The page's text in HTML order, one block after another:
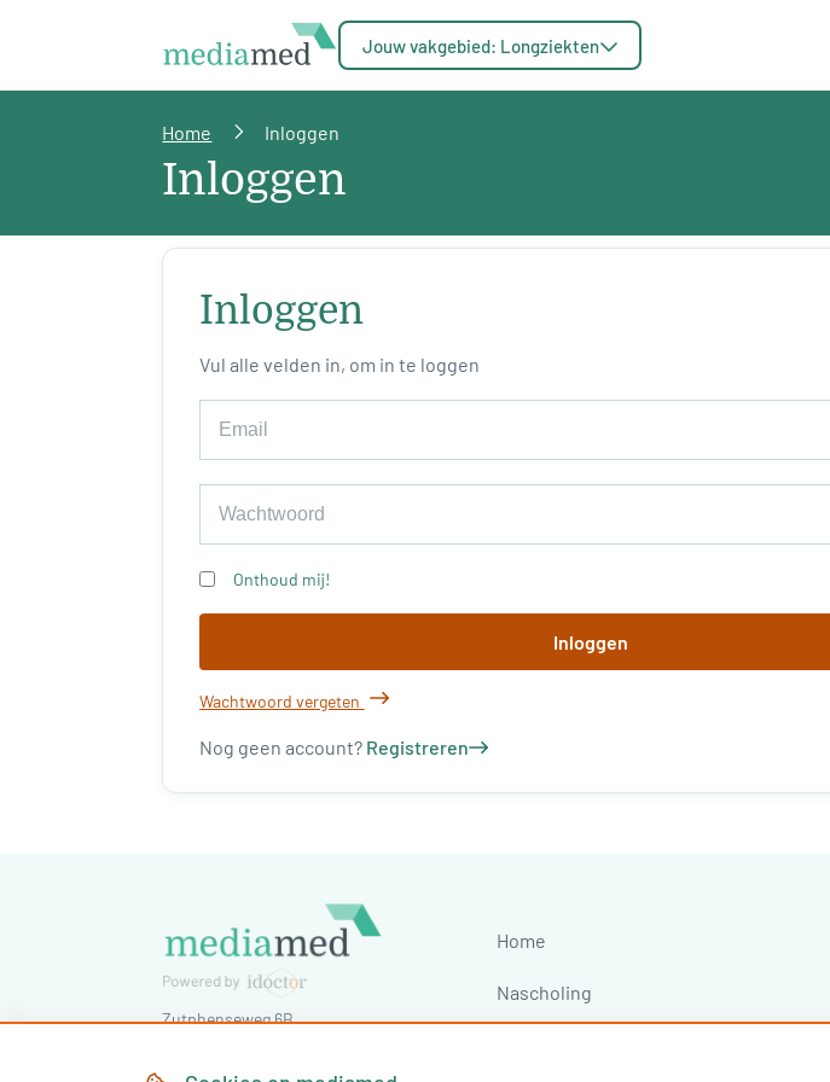
Jouw vakgebied: Longziekten
Home Inloggen
Inloggen
Inloggen
Vul alle velden in, om in te loggen
Onthoud mij!
Inloggen
Wachtwoord vergeten
Nog geen account? Registreren
Zutphenseweg 6B
Tel:030-7603620
Home
Nascholing